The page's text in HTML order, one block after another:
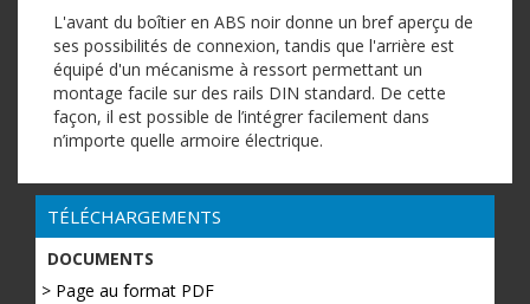
L'avant du boîtier en ABS noir donne un bref aperçu de
ses possibilités de connexion, tandis que l'arrière est
équipé d'un mécanisme à ressort permettant un
montage facile sur des rails DIN standard. De cette
façon, il est possible de l’intégrer facilement dans
n’importe quelle armoire électrique.
TÉLÉCHARGEMENTS
DOCUMENTS
> Page au format PDF